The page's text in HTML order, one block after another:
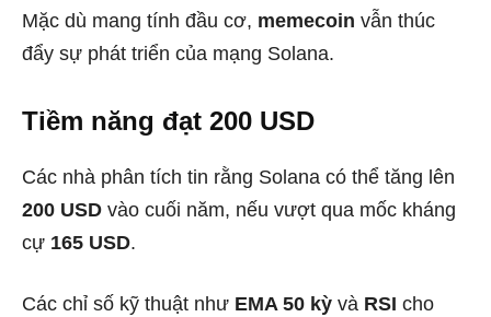
Mặc dù mang tính đầu cơ, memecoin vẫn thúc
đẩy sự phát triển của mạng Solana.
Tiềm năng đạt 200 USD
Các nhà phân tích tin rằng Solana có thể tăng lên
200 USD vào cuối năm, nếu vượt qua mốc kháng
cự 165 USD.
Các chỉ số kỹ thuật như EMA 50 kỳ và RSI cho